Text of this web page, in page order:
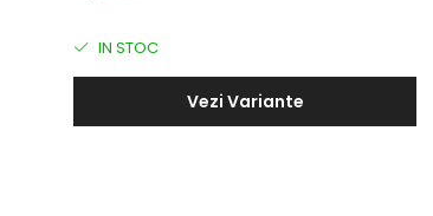
IN STOC
Vezi Variante